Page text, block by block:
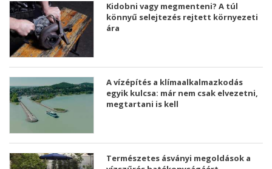
Kidobni vagy megmenteni? A túl
könnyű selejtezés rejtett környezeti
ára
A vízépítés a klímaalkalmazkodás
egyik kulcsa: már nem csak elvezetni,
megtartani is kell
Természetes ásványi megoldások a